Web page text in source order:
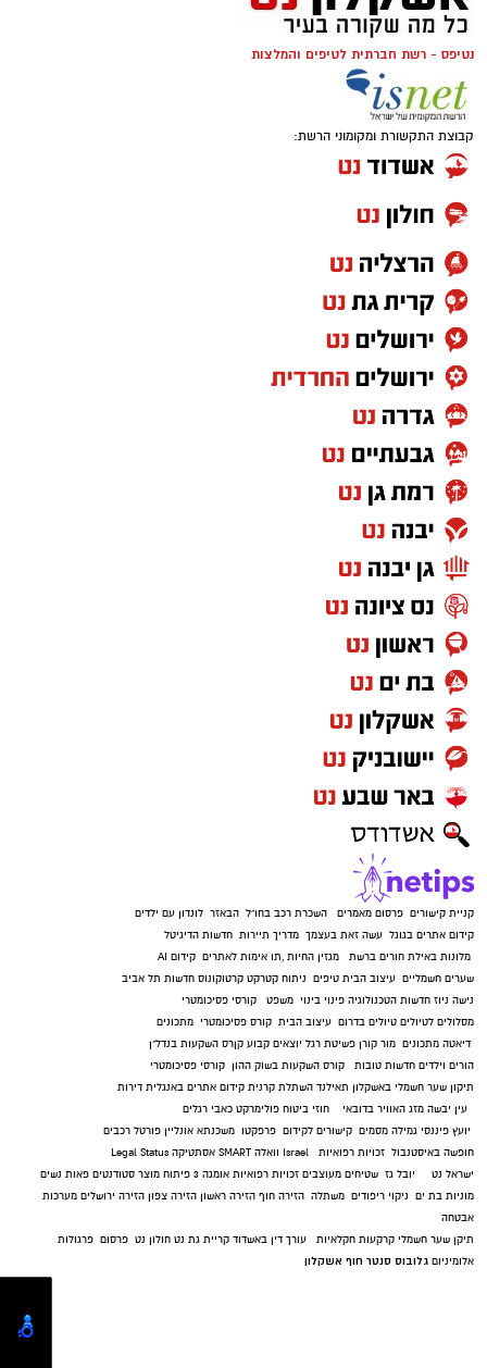
נטיפס - רשת חברתית לטיפים והמלצות
קבוצת התקשורת ומקומוני הרשת:
קניית קישורים פרסום מאמרים השכרת רכב בחו"ל הבאזר לונדון עם ילדים
קידום אתרים בגוגל עשה זאת בעצמך מדריך תיירות חדשות הדיגיטל
מלונות באילת חורים ברשת מגזין החיות ,תו אימות לאתרים קידום AI
שערים חשמליים עיצוב הבית טיפים ניתוח קטרקט קרטוקונוס חדשות תל אביב
נישה ניוז חדשות הטכנולוגיה פינוי בינוי משפט
קורסי פסיכומטרי
מסלולים לטיולים טיולים בדרום עיצוב הבית קורס פסיכומטרי מתכונים
דיאטה מתכונים מור קורן פשיטת רגל יוצאים קבוע קןרס השקעות בנדל"ן
הורים וילדים חדשות טובות קורס השקעות בשוק ההון קורסי פסיכומטרי
תיקון שער חשמלי באשקלון תאילנד השתלת קרנית קידום אתרים באנגלית דירות
עין יבשה מזג האוויר בדובאי חוזי ביטוח פולימרקט כאבי רגלים
יועץ פיננסי גמילה מסמים קישורים לקידום פרפקטו משכנתא אונליין פורטל רכבים
חופשה באיסטנבול זכויות רפואיות Israel וואלה SMART אסתטיקה Legal Status
ישראל נט
יובל גז שטיחים מעוצבים זכויות רפואיות אומגה 3 פיתוח מוצר סטודנטים פאות נשים
מוניות בת ים ניקוי ריפודים משתלה הזירה חוף הזירה ראשון הזירה צפון הזירה ירושלים מערכות
אבטחה
תיקן שער חשמלי קרקעות חקלאיות עורך דין באשדוד קריית גת נט חולון נט פרסום פרגולות
אלומיניום גלובוס סנטר חוף אשקלון